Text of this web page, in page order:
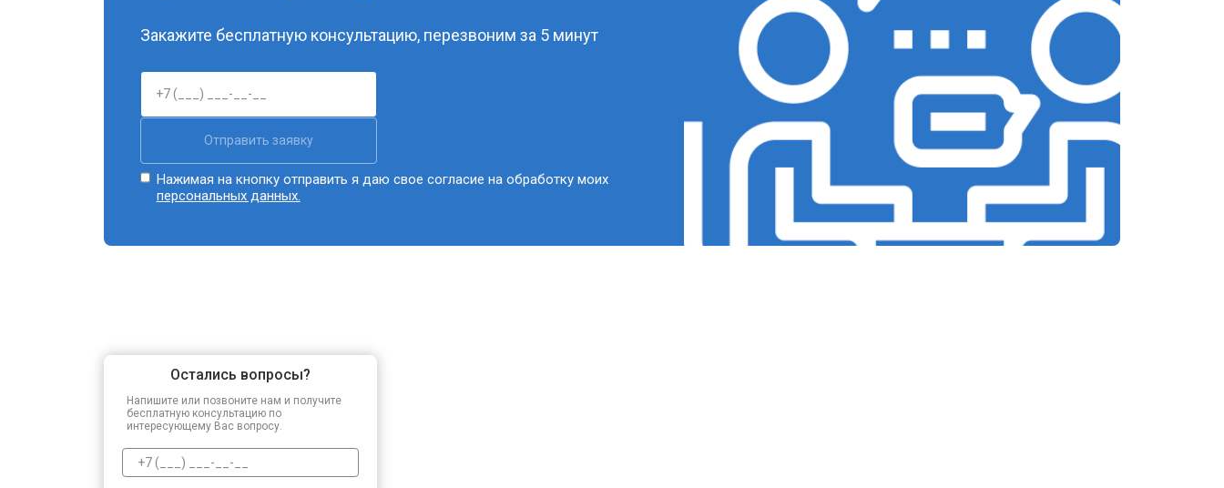
Закажите бесплатную консультацию, перезвоним за 5 минут
Отправить заявку
Нажимая на кнопку отправить я даю свое согласие на обработку моих
персональных данных.
Остались вопросы?
Напишите или позвоните нам и получите
бесплатную консультацию по
интересующему Вас вопросу.